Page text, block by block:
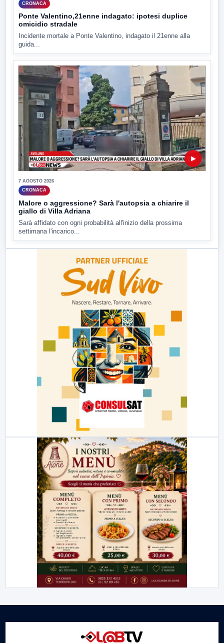
CRONACA
Ponte Valentino,21enne indagato: ipotesi duplice
omicidio stradale
Incidente mortale a Ponte Valentino, indagato il 21enne alla
guida...
▶
7 AGOSTO 2026
CRONACA
Malore o aggressione? Sarà l'autopsia a chiarire il
giallo di Villa Adriana
Sarà affidato con ogni probabilità all'inizio della prossima
settimana l'incarico...